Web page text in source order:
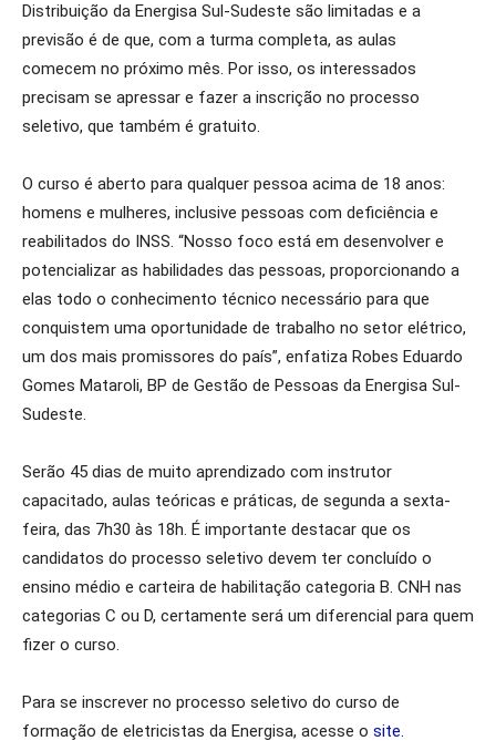
Distribuição da Energisa Sul-Sudeste são limitadas e a
previsão é de que, com a turma completa, as aulas
comecem no próximo mês. Por isso, os interessados
precisam se apressar e fazer a inscrição no processo
seletivo, que também é gratuito.
O curso é aberto para qualquer pessoa acima de 18 anos:
homens e mulheres, inclusive pessoas com deficiência e
reabilitados do INSS. “Nosso foco está em desenvolver e
potencializar as habilidades das pessoas, proporcionando a
elas todo o conhecimento técnico necessário para que
conquistem uma oportunidade de trabalho no setor elétrico,
um dos mais promissores do país”, enfatiza Robes Eduardo
Gomes Mataroli, BP de Gestão de Pessoas da Energisa Sul-
Sudeste.
Serão 45 dias de muito aprendizado com instrutor
capacitado, aulas teóricas e práticas, de segunda a sexta-
feira, das 7h30 às 18h. É importante destacar que os
candidatos do processo seletivo devem ter concluído o
ensino médio e carteira de habilitação categoria B. CNH nas
categorias C ou D, certamente será um diferencial para quem
fizer o curso.
Para se inscrever no processo seletivo do curso de
formação de eletricistas da Energisa, acesse o site.